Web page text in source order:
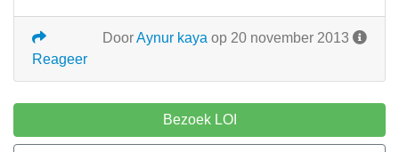
DoorAynur kaya op 20 november 2013
Reageer
Bezoek LOI